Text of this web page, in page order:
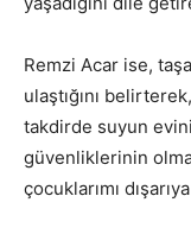
Remzi Acar ise,
ulaştığını
takdirde suyun
güvenliklerinin
çocuklarımı